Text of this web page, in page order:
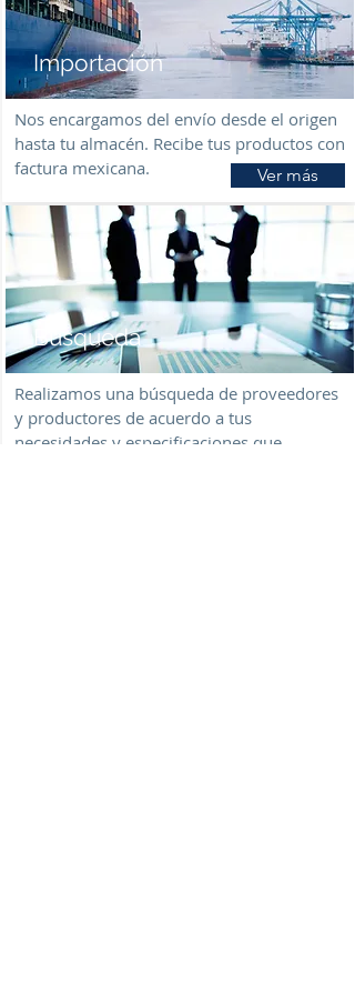
Importación
Nos encargamos del envío desde el origen
hasta tu almacén. Recibe tus productos con
factura mexicana.
Ver más
Búsqueda
Realizamos una búsqueda de proveedores
y productores de acuerdo a tus
necesidades y especificaciones que